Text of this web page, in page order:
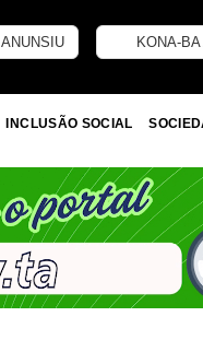
ANUNSIU KONA-BA
INCLUSÃO SOCIAL